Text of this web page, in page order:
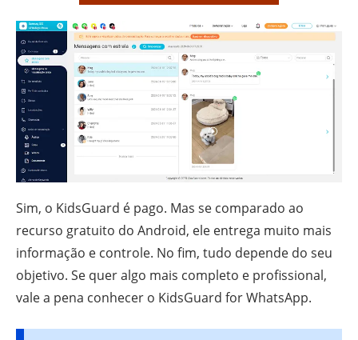
Sim, o KidsGuard é pago. Mas se comparado ao
recurso gratuito do Android, ele entrega muito mais
informação e controle. No fim, tudo depende do seu
objetivo. Se quer algo mais completo e profissional,
vale a pena conhecer o KidsGuard for WhatsApp.